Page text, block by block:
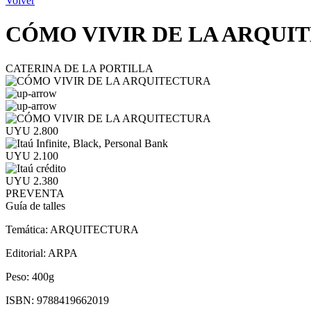
CÓMO VIVIR DE LA
CATERINA DE LA PORTILLA
UYU 2.800
UYU 2.100
UYU 2.380
PREVENTA
Guía de talles
Temática: ARQUITECTURA
Editorial: ARPA
Peso: 400g
ISBN: 9788419662019